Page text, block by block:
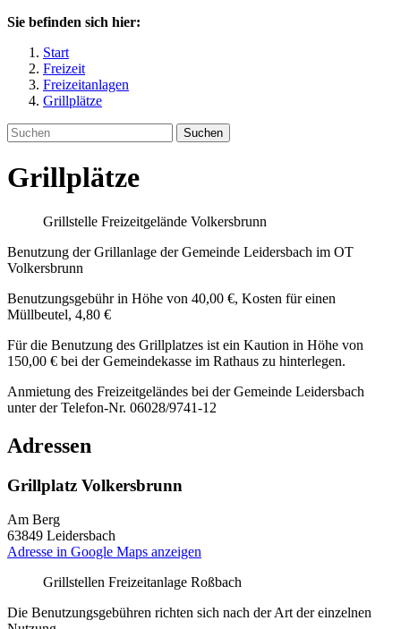
Sie befinden sich hier:
Start
Freizeit
Freizeitanlagen
Grillplätze
Suchen
Grillplätze
Grillstelle Freizeitgelände Volkersbrunn
Benutzung der Grillanlage der Gemeinde Leidersbach im OT
Volkersbrunn
Benutzungsgebühr in Höhe von 40,00 €, Kosten für einen
Müllbeutel, 4,80 €
Für die Benutzung des Grillplatzes ist ein Kaution in Höhe von
150,00 € bei der Gemeindekasse im Rathaus zu hinterlegen.
Anmietung des Freizeitgeländes bei der Gemeinde Leidersbach
unter der Telefon-Nr. 06028/9741-12
Adressen
Grillplatz Volkersbrunn
Am Berg
63849 Leidersbach
Adresse in Google Maps anzeigen
Grillstellen Freizeitanlage Roßbach
Die Benutzungsgebühren richten sich nach der Art der einzelnen